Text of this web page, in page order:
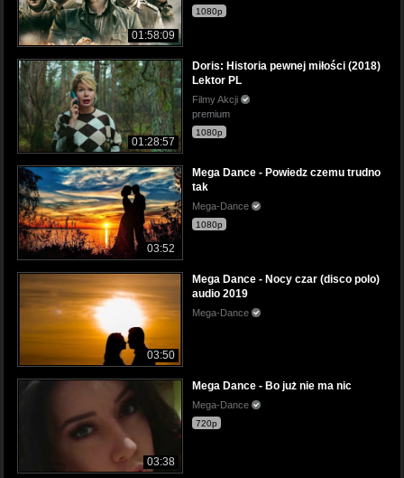
01:58:09
1080p
01:28:57
Doris: Historia pewnej miłości (2018)
Lektor PL
Filmy Akcji
premium
1080p
03:52
Mega Dance - Powiedz czemu trudno
tak
Mega-Dance
1080p
03:50
Mega Dance - Nocy czar (disco polo)
audio 2019
Mega-Dance
03:38
Mega Dance - Bo już nie ma nic
Mega-Dance
720p